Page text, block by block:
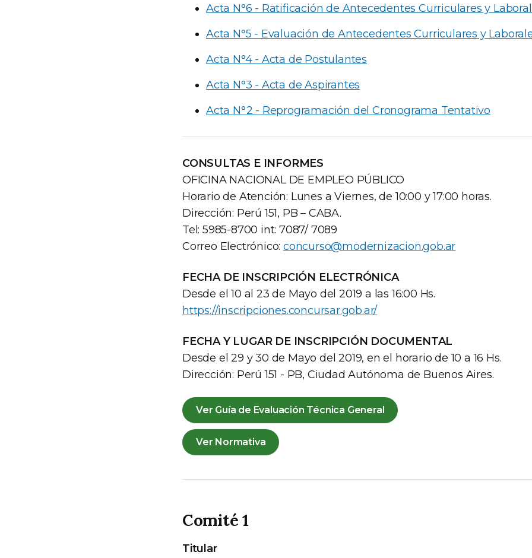
Acta N°6 - Ratificación de Antecedentes Curriculares y
Acta N°5 - Evaluación de Antecedentes Curriculares y
Acta N°4 - Acta de Postulantes
Acta N°3 - Acta de Aspirantes
Acta N°2 - Reprogramación del Cronograma Tentativo
CONSULTAS E INFORMES
OFICINA NACIONAL DE EMPLEO PÚBLICO
Horario de Atención: Lunes a Viernes, de 10:00 y 17:00 horas.
Dirección: Perú 151, PB – CABA.
Tel: 5985-8700 int: 7087/ 7089
Correo Electrónico:concurso@modernizacion.gob.ar
FECHA DE INSCRIPCIÓN ELECTRÓNICA
Desde el 10 al 23 de Mayo del 2019 a las 16:00 Hs.
https://inscripciones.concursar.gob.ar/
FECHA Y LUGAR DE INSCRIPCIÓN DOCUMENTAL
Desde el 29 y 30 de Mayo del 2019, en el horario de 10 a 16 Hs.
Dirección: Perú 151 - PB, Ciudad Autónoma de Buenos Aires.
Ver Guía de Evaluación Técnica General
Ver Normativa
Comité 1
Titular